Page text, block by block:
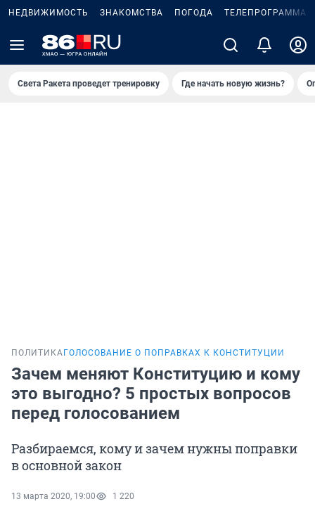
НЕДВИЖИМОСТЬ ЗНАКОМСТВА ПОГОДА ТЕЛЕПРОГРАММА
Света Ракета проведет тренировку Где начать новую жизнь?
ПОЛИТИКА ГОЛОСОВАНИЕ О ПОПРАВКАХ К КОНСТИТУЦИИ
Зачем меняют Конституцию и кому
это выгодно? 5 простых вопросов
перед голосованием
Разбираемся, кому и зачем нужны поправки
в основной закон
13 марта 2020, 19:00 1 220